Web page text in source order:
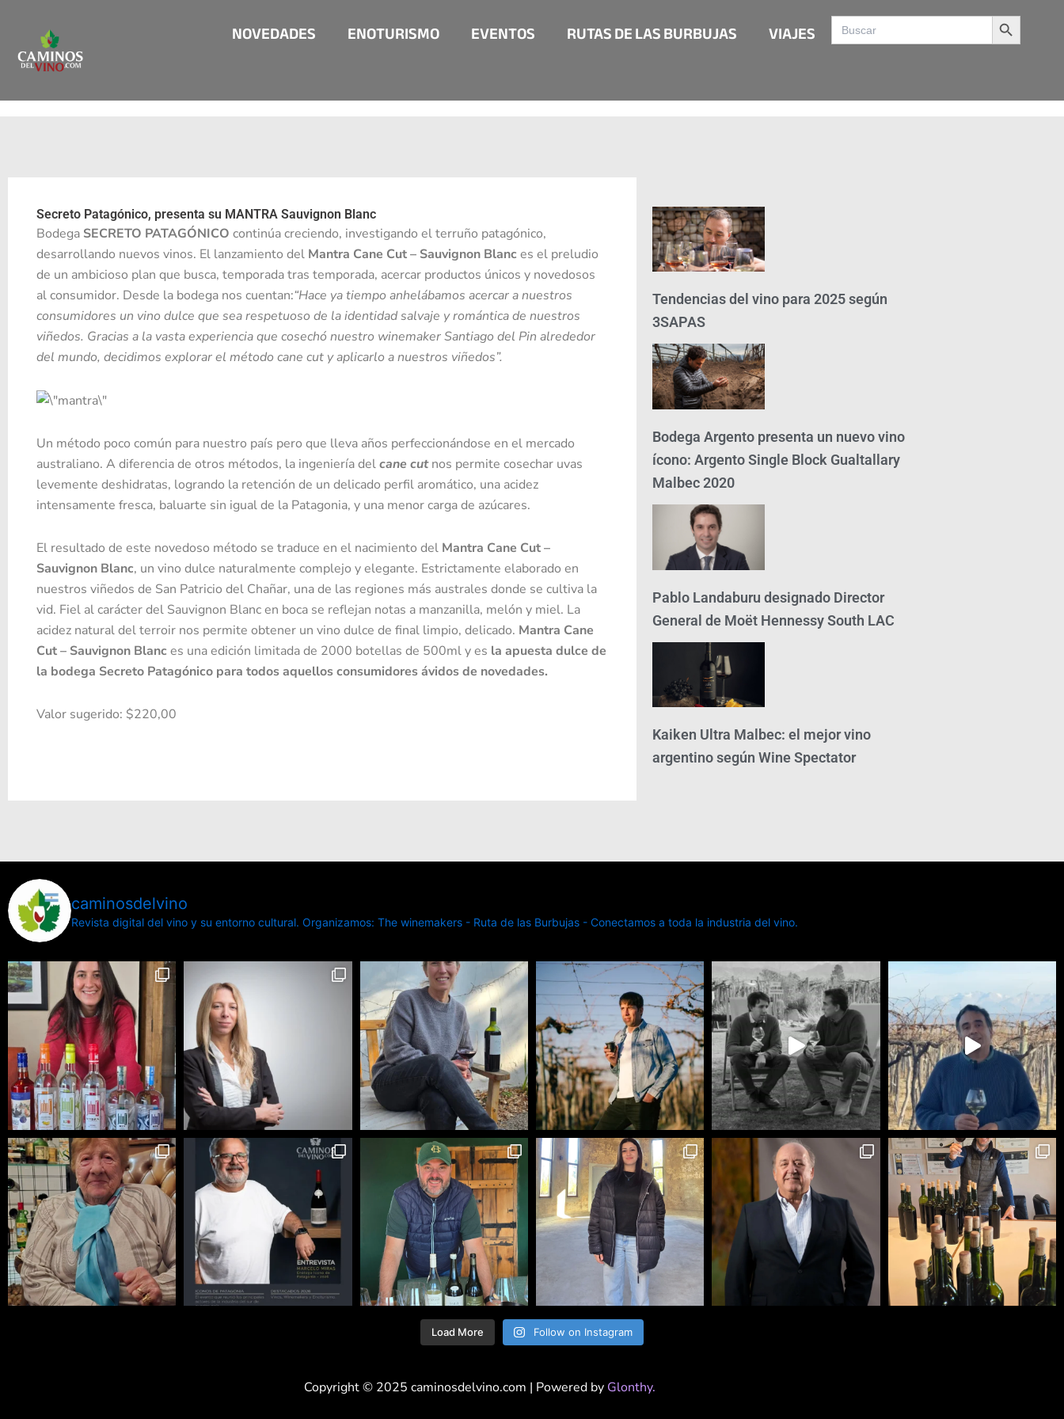
contenido
NOVEDADES ENOTURISMO EVENTOS RUTAS DE LAS BURBUJAS VIAJES
Search
for:
Search Button
Secreto Patagónico, presenta su MANTRA Sauvignon Blanc
BodegaSECRETO PATAGÓNICO continúa creciendo, investigando el terruño patagónico,
desarrollando nuevos vinos. El lanzamiento del Mantra Cane Cut – Sauvignon Blanc es el preludio
de un ambicioso plan que busca, temporada tras temporada, acercar productos únicos y novedosos
al consumidor. Desde la bodega nos cuentan:“Hace ya tiempo anhelábamos acercar a nuestros
consumidores un vino dulce que sea respetuoso de la identidad salvaje y romántica de nuestros
viñedos. Gracias a la vasta experiencia que cosechó nuestro winemaker Santiago del Pin alrededor
del mundo, decidimos explorar el método cane cut y aplicarlo a nuestros viñedos”.
Un método poco común para nuestro país pero que lleva años perfeccionándose en el mercado
australiano. A diferencia de otros métodos, la ingeniería delcane cutnos permite cosechar uvas
levemente deshidratas, logrando la retención de un delicado perfil aromático, una acidez
intensamente fresca, baluarte sin igual de la Patagonia, y una menor carga de azúcares.
El resultado de este novedoso método se traduce en el nacimiento del Mantra Cane Cut –
Sauvignon Blanc, un vino dulce naturalmente complejo y elegante. Estrictamente elaborado en
nuestros viñedos de San Patricio del Chañar, una de las regiones más australes donde se cultiva la
vid. Fiel al carácter del Sauvignon Blanc en boca se reflejan notas a manzanilla, melón y miel. La
acidez natural del terroir nos permite obtener un vino dulce de final limpio, delicado. Mantra Cane
Cut – Sauvignon Blanc es una edición limitada de 2000 botellas de 500ml y es la apuesta dulce de
la bodega Secreto Patagónico para todos aquellos consumidores ávidos de novedades.
Valor sugerido: $220,00
Tendencias del vino para 2025 según
3SAPAS
Bodega Argento presenta un nuevo vino
ícono: Argento Single Block Gualtallary
Malbec 2020
Pablo Landaburu designado Director
General de Moët Hennessy South LAC
Kaiken Ultra Malbec: el mejor vino
argentino según Wine Spectator
caminosdelvino
Revista digital del vino y su entorno cultural. Organizamos: The winemakers - Ruta de las Burbujas - Conectamos a toda la industria del vino.
Load More Follow on Instagram
Copyright © 2025 caminosdelvino.com | Powered by Glonthy.